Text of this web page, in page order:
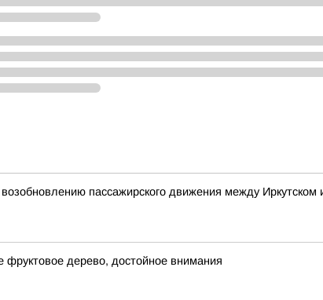
пассажирского движения между
фруктовое дерево, достойное внимания